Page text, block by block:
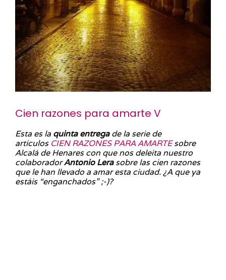
Cien razones para amarte V
Esta es la quinta entregade la serie de
artículos CIEN RAZONES PARA AMARTEsobre
Alcalá de Henares con que nos deleita nuestro
colaboradorAntonio Lerasobre las cien razones
que le han llevado a amar esta ciudad. ¿A que ya
estáis “enganchados” ;-)?